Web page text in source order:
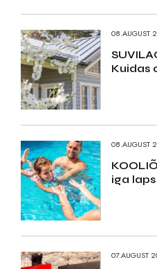
08.AUGUST
Kuidas
08.AUGUST
iga
07.AUGUST